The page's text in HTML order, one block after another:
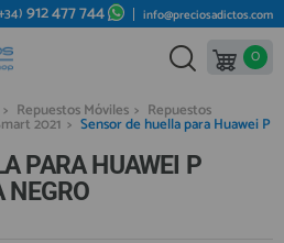
912 477 744 info@preciosadictos.com
0
> Repuestos Móviles > Repuestos
2021 > Sensor de huella para Huawei P
PARA HUAWEI P